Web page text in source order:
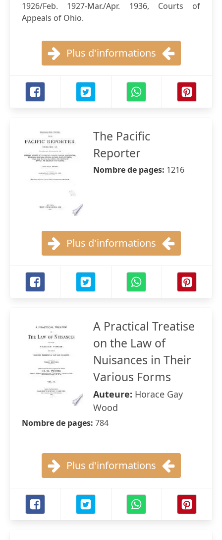
1926/Feb. 1927-Mar./Apr. 1936, Courts of
Appeals of Ohio.
Plus d'informations
The Pacific
Reporter
Nombre de pages: 1216
Plus d'informations
A Practical Treatise
on the Law of
Nuisances in Their
Various Forms
Auteure: Horace Gay
Wood
Nombre de pages: 784
Plus d'informations